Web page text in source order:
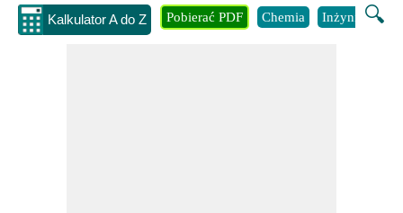
Kalkulator A do Z 🔍
Pobierać PDF Chemia Inżynieria